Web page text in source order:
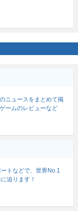
ニュースをまとめて掲
ームのレビューなど
トなどで、世界No.1
迫ります！